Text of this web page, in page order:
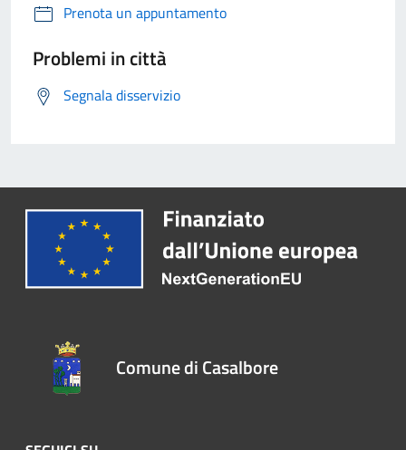
Prenota un appuntamento
Problemi in città
Segnala disservizio
Comune di Casalbore